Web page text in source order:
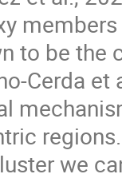
to be the
Cerda
we